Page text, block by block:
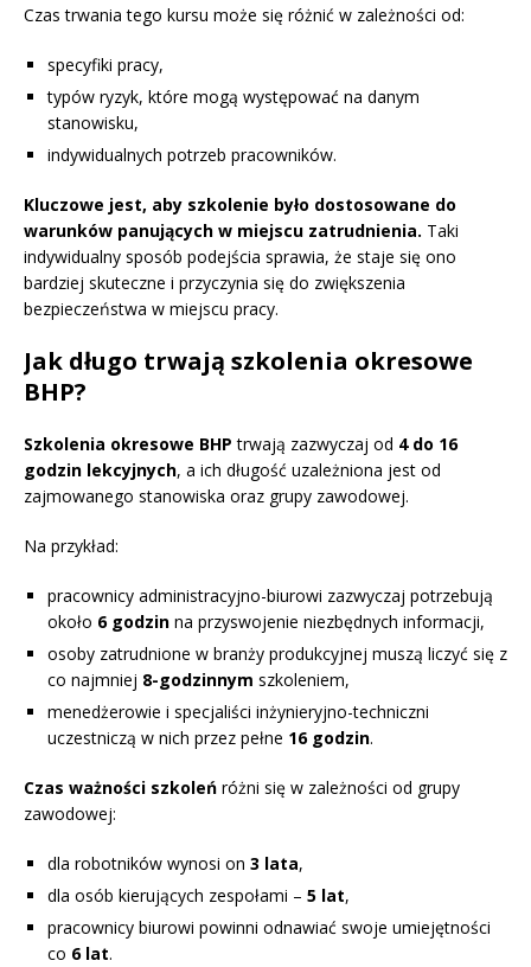
Czas trwania tego kursu może się różnić w zależności od:
specyfiki pracy,
typów ryzyk, które mogą występować na danym
stanowisku,
indywidualnych potrzeb pracowników.
Kluczowe jest, aby szkolenie było dostosowane do
warunków panujących w miejscu zatrudnienia. Taki
indywidualny sposób podejścia sprawia, że staje się ono
bardziej skuteczne i przyczynia się do zwiększenia
bezpieczeństwa w miejscu pracy.
Jak długo trwają szkolenia okresowe
BHP?
Szkolenia okresowe BHP trwają zazwyczaj od 4 do 16
godzin lekcyjnych, a ich długość uzależniona jest od
zajmowanego stanowiska oraz grupy zawodowej.
Na przykład:
pracownicy administracyjno-biurowi zazwyczaj potrzebują
około 6 godzin na przyswojenie niezbędnych informacji,
osoby zatrudnione w branży produkcyjnej muszą liczyć się z
co najmniej 8-godzinnym szkoleniem,
menedżerowie i specjaliści inżynieryjno-techniczni
uczestniczą w nich przez pełne 16 godzin.
Czas ważności szkoleń różni się w zależności od grupy
zawodowej:
dla robotników wynosi on 3 lata,
dla osób kierujących zespołami – 5 lat,
pracownicy biurowi powinni odnawiać swoje umiejętności
co 6 lat.